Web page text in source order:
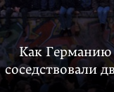
Как Германию
соседствовали